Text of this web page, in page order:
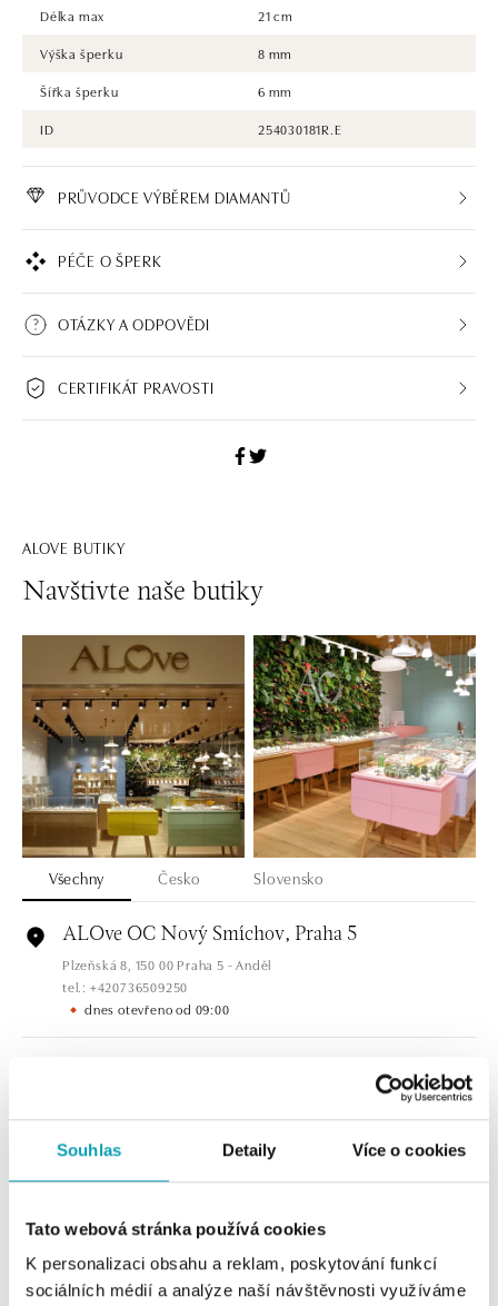
Souhlas Detaily Více o cookies
Tato webová stránka používá cookies
K personalizaci obsahu a reklam, poskytování funkcí
sociálních médií a analýze naší návštěvnosti využíváme
Délka max
21 cm
Výška šperku
8 mm
Šířka šperku
6 mm
ID
254030181R.E
PRŮVODCE VÝBĚREM DIAMANTŮ
PÉČE O ŠPERK
OTÁZKY A ODPOVĚDI
CERTIFIKÁT PRAVOSTI
ALOVE BUTIKY
Navštivte naše butiky
Všechny Česko Slovensko
ALOve OC Nový Smíchov, Praha 5
Plzeňská 8, 150 00 Praha 5 - Anděl
tel.: +420736509250
dnes otevřeno od 09:00
tel.: +420604389337
dnes otevřeno od 09:00
Chlumecká 765/6, 198 19 Praha 9
tel.: +420735703904
dnes otevřeno od 09:00